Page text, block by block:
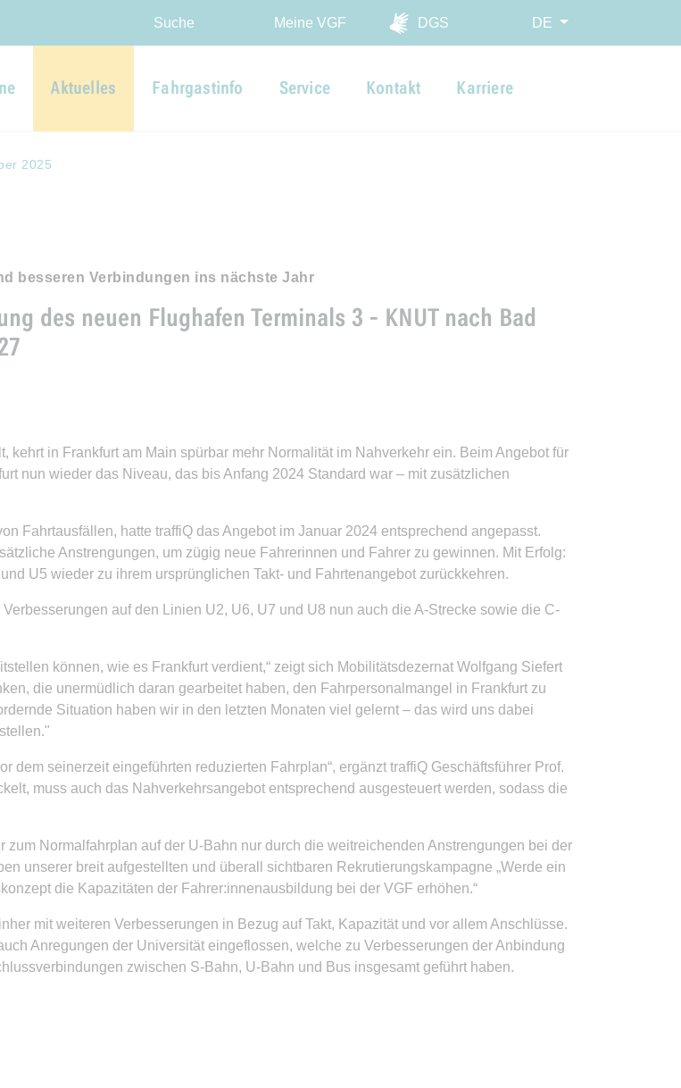
Suche Meine VGF DGS DE
Aktuelles Fahrgastinfo Service Kontakt Karriere
2025
besseren Verbindungen ins nächste Jahr
des neuen Flughafen Terminals 3 - KNUT nach Bad
in Frankfurt am Main spürbar mehr Normalität im Nahverkehr ein. Beim Angebot für
nun wieder das Niveau, das bis Anfang 2024 Standard war – mit zusätzlichen
Fahrtausfällen, hatte traffiQ das Angebot im Januar 2024 entsprechend angepasst.
Anstrengungen, um zügig neue Fahrerinnen und Fahrer zu gewinnen. Mit Erfolg:
U5 wieder zu ihrem ursprünglichen Takt- und Fahrtenangebot zurückkehren.
auf den Linien U2, U6, U7 und U8 nun auch die A-Strecke sowie die C-
können, wie es Frankfurt verdient,“ zeigt sich Mobilitätsdezernat Wolfgang Siefert
die unermüdlich daran gearbeitet haben, den Fahrpersonalmangel in Frankfurt zu
Situation haben wir in den letzten Monaten viel gelernt – das wird uns dabei
dem seinerzeit eingeführten reduzierten Fahrplan“, ergänzt traffiQ Geschäftsführer Prof.
muss auch das Nahverkehrsangebot entsprechend ausgesteuert werden, sodass die
Normalfahrplan auf der U-Bahn nur durch die weitreichenden Anstrengungen bei der
unserer breit aufgestellten und überall sichtbaren Rekrutierungskampagne „Werde ein
die Kapazitäten der Fahrer:innenausbildung bei der VGF erhöhen.“
mit weiteren Verbesserungen in Bezug auf Takt, Kapazität und vor allem Anschlüsse.
Anregungen der Universität eingeflossen, welche zu Verbesserungen der Anbindung
zwischen S-Bahn, U-Bahn und Bus insgesamt geführt haben.